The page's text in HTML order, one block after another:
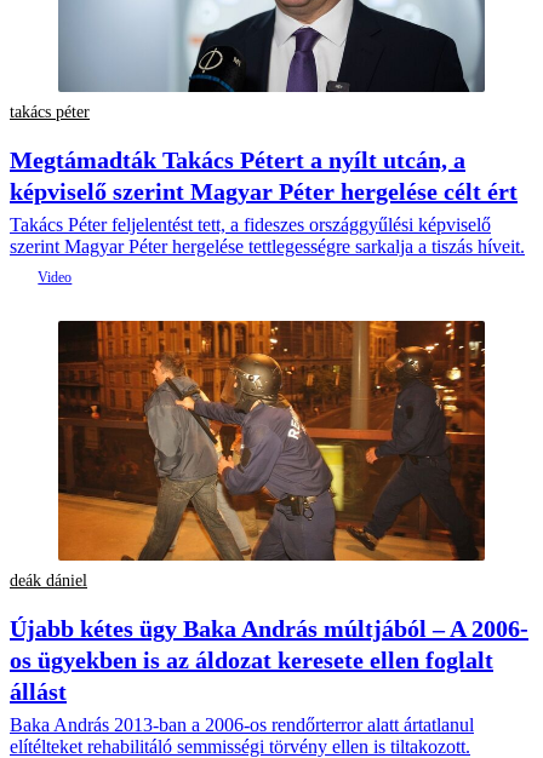
takács péter
Megtámadták Takács Pétert a nyílt utcán, a
képviselő szerint Magyar Péter hergelése célt ért
Takács Péter feljelentést tett, a fideszes országgyűlési képviselő
szerint Magyar Péter hergelése tettlegességre sarkalja a tiszás híveit.
deák dániel
Újabb kétes ügy Baka András múltjából – A 2006-
os ügyekben is az áldozat keresete ellen foglalt
állást
Baka András 2013-ban a 2006-os rendőrterror alatt ártatlanul
elítélteket rehabilitáló semmisségi törvény ellen is tiltakozott.